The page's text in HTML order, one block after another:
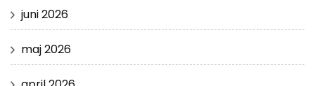
juni 2026
maj 2026